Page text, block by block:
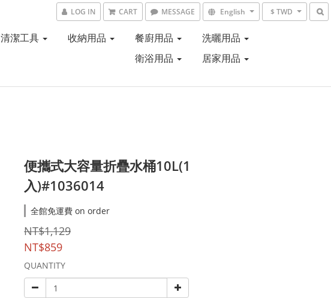
LOG IN CART MESSAGE English $ TWD
清潔工具 收納用品 餐廚用品
洗曬用品
衛浴用品
居家用品
便攜式大容量折疊水桶10L(1
入)#1036014
全館免運費 on order
NT$1,129
NT$859
QUANTITY